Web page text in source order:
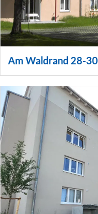
Am Waldrand 28-30